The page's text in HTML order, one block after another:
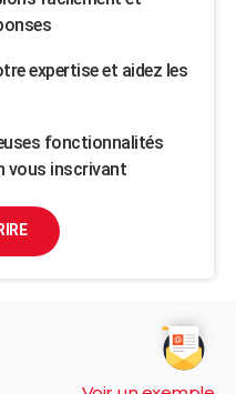
expertise et aidez les
fonctionnalités
vous inscrivant